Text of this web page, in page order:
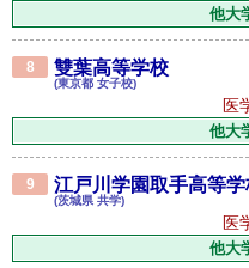
他大
8 雙葉高等学校
(東京都 女子校)
医
他大
9 江戸川学園取手高等学
(茨城県 共学)
医
他大